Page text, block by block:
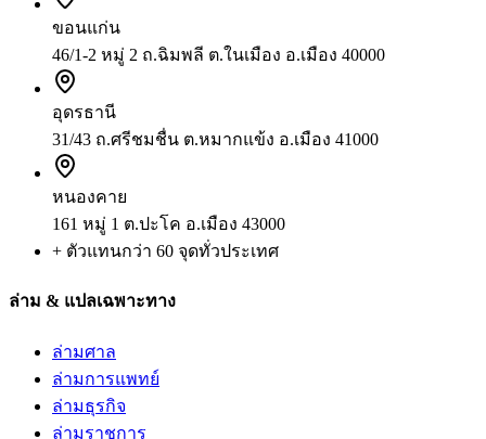
ขอนแก่น
46/1-2 หมู่ 2 ถ.ฉิมพลี ต.ในเมือง อ.เมือง 40000
อุดรธานี
31/43 ถ.ศรีชมชื่น ต.หมากแข้ง อ.เมือง 41000
หนองคาย
161 หมู่ 1 ต.ปะโค อ.เมือง 43000
+ ตัวแทนกว่า 60 จุดทั่วประเทศ
ล่าม & แปลเฉพาะทาง
ล่ามศาล
ล่ามการแพทย์
ล่ามธุรกิจ
ล่ามราชการ